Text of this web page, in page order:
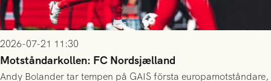
2026-07-21 11:30
Motståndarkollen: FC Nordsjælland
Andy Bolander tar tempen på GAIS första europamotståndare,